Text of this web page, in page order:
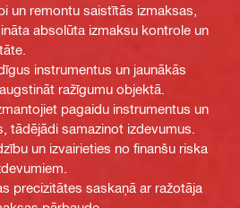
un remontu saistītās izmaksas,
absolūta izmaksu kontrole un
instrumentus un jaunākās
ražīgumu objektā.
pagaidu instrumentus un
tādējādi samazinot izdevumus.
un izvairieties no finanšu riska
precizitātes saskaņā ar ražotāja